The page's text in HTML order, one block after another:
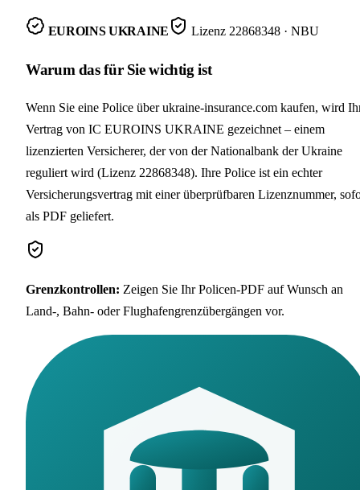
EUROINS UKRAINE Lizenz 22868348· NBU
Warum das für Sie wichtig ist
Wenn Sie eine Police über ukraine-insurance.com kaufen, wird
Vertrag von IC EUROINS UKRAINE gezeichnet – einem
lizenzierten Versicherer, der von der Nationalbank der Ukraine
reguliert wird (Lizenz 22868348). Ihre Police ist ein echter
Versicherungsvertrag mit einer überprüfbaren Lizenznummer,
als PDF geliefert.
Grenzkontrollen: Zeigen Sie Ihr Policen-PDF auf Wunsch an
Land-, Bahn- oder Flughafengrenzübergängen vor.